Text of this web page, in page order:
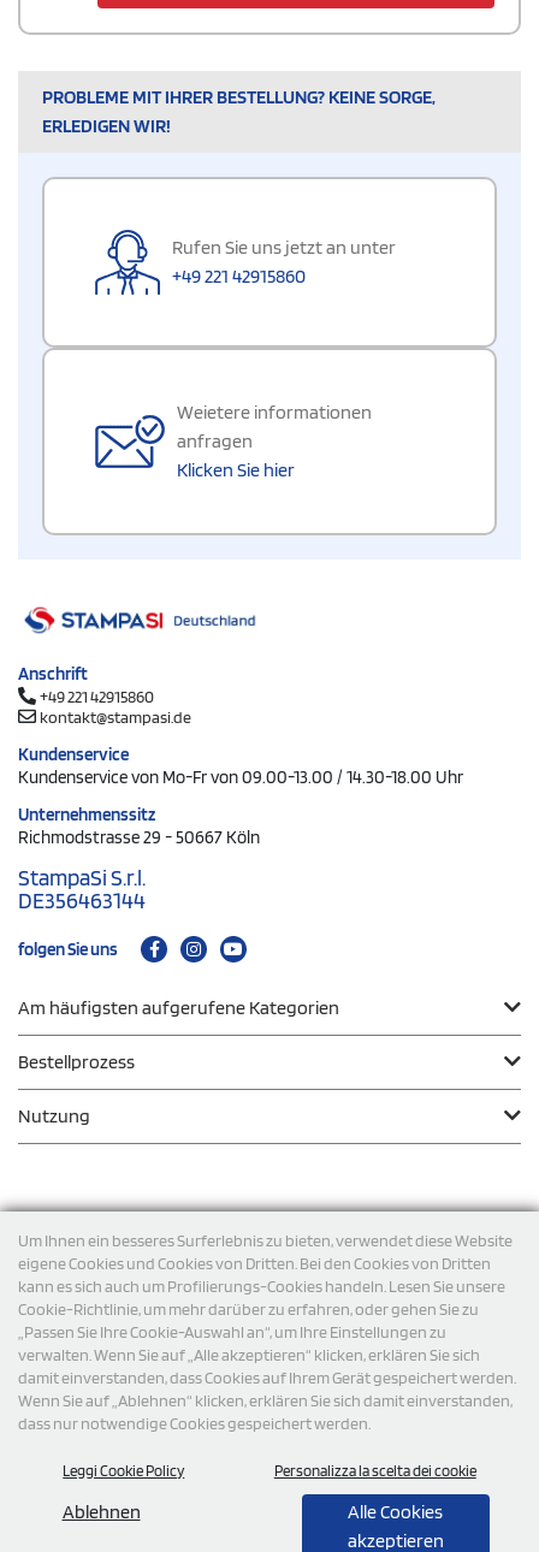
Um Ihnen ein besseres Surferlebnis zu bieten, verwendet diese Website
eigene Cookies und Cookies von Dritten. Bei den Cookies von Dritten
kann es sich auch um Profilierungs-Cookies handeln. Lesen Sie unsere
Cookie-Richtlinie, um mehr darüber zu erfahren, oder gehen Sie zu
„Passen Sie Ihre Cookie-Auswahl an“, um Ihre Einstellungen zu
verwalten. Wenn Sie auf „Alle akzeptieren“ klicken, erklären Sie sich
damit einverstanden, dass Cookies auf Ihrem Gerät gespeichert werden.
Wenn Sie auf „Ablehnen“ klicken, erklären Sie sich damit einverstanden,
dass nur notwendige Cookies gespeichert werden.
Leggi Cookie Policy Personalizza la scelta dei cookie
Ablehnen
Alle Cookies
akzeptieren
PROBLEME MIT IHRER BESTELLUNG? KEINE SORGE,
ERLEDIGEN WIR!
Rufen Sie uns jetzt an unter
+49 221 42915860
Weietere informationen
anfragen
Klicken Sie hier
Anschrift
+49 221 42915860
kontakt@stampasi.de
Kundenservice
Kundenservice von Mo-Fr von 09.00-13.00 / 14.30-18.00 Uhr
Unternehmenssitz
Richmodstrasse 29 - 50667 Köln
StampaSi S.r.l.
DE356463144
folgen Sie uns
Am häufigsten aufgerufene Kategorien
Bestellprozess
Nutzung
Versand
© 2026 StampaSi s.r.l. ALLE RECHTE SIND VORBEHALTEN -
Steuernummer DE356463144